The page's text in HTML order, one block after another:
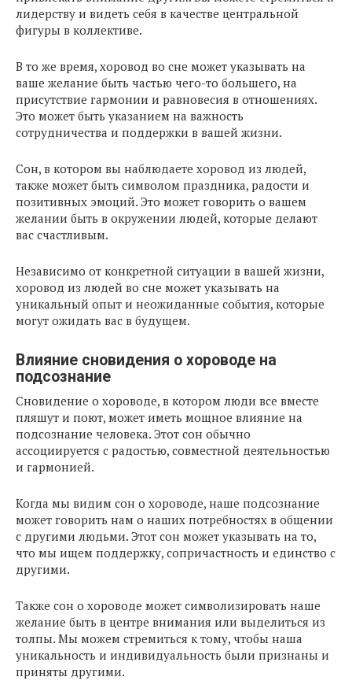
лидерству и видеть себя в качестве центральной
фигуры в коллективе.
В то же время, хоровод во сне может указывать на
ваше желание быть частью чего-то большего, на
присутствие гармонии и равновесия в отношениях.
Это может быть указанием на важность
сотрудничества и поддержки в вашей жизни.
Cон, в котором вы наблюдаете хоровод из людей,
также может быть символом праздника, радости и
позитивных эмоций. Это может говорить о вашем
желании быть в окружении людей, которые делают
вас счастливым.
Независимо от конкретной ситуации в вашей жизни,
хоровод из людей во сне может указывать на
уникальный опыт и неожиданные события, которые
могут ожидать вас в будущем.
Влияние сновидения о хороводе на
подсознание
Сновидение о хороводе, в котором люди все вместе
пляшут и поют, может иметь мощное влияние на
подсознание человека. Этот сон обычно
ассоциируется с радостью, совместной деятельностью
и гармонией.
Когда мы видим сон о хороводе, наше подсознание
может говорить нам о наших потребностях в общении
с другими людьми. Этот сон может указывать на то,
что мы ищем поддержку, сопричастность и единство с
другими.
Также сон о хороводе может символизировать наше
желание быть в центре внимания или выделиться из
толпы. Мы можем стремиться к тому, чтобы наша
уникальность и индивидуальность были признаны и
приняты другими.